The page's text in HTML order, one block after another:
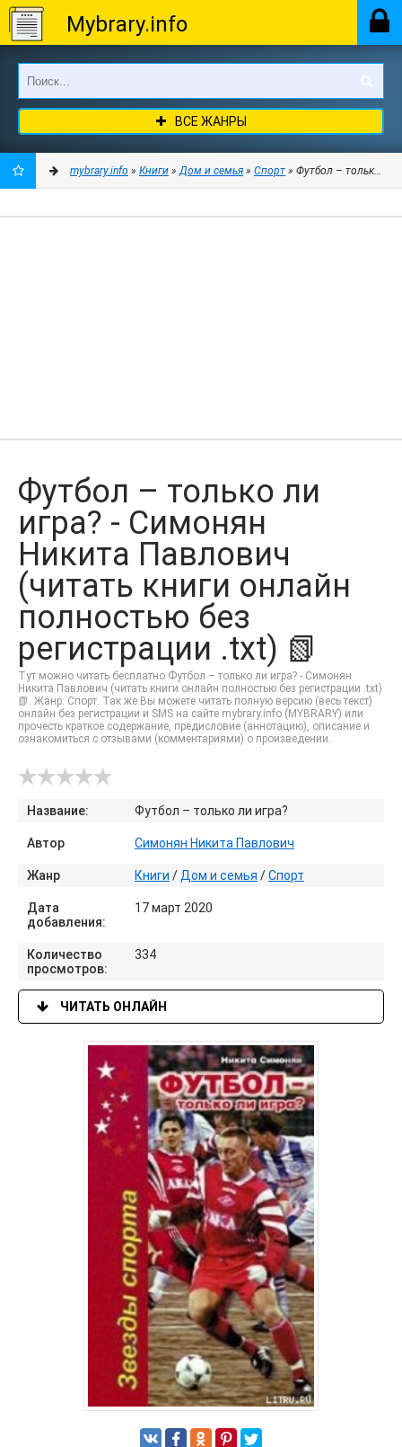
Mybrary.info
ВСЕ ЖАНРЫ
mybrary.info » Книги »Дом и семья » Спорт » Футбол – только ли
Футбол – только ли
игра? - Симонян
Никита Павлович
(читать книги онлайн
полностью без
регистрации .txt) 📗
Тут можно читать бесплатно Футбол – только ли игра? - Симонян
Никита Павлович (читать книги онлайн полностью без регистрации .txt)
📗. Жанр: Спорт. Так же Вы можете читать полную версию (весь текст)
онлайн без регистрации и SMS на сайте mybrary.info (MYBRARY) или
прочесть краткое содержание, предисловие (аннотацию), описание и
ознакомиться с отзывами (комментариями) о произведении.
Название: Футбол – только ли игра?
Автор Симонян Никита Павлович
Жанр Книги / Дом и семья /Спорт
Дата
добавления:
17 март 2020
Количество
просмотров:
334
ЧИТАТЬ ОНЛАЙН